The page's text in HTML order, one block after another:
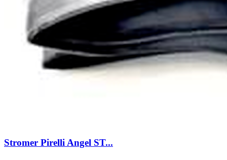
Stromer Pirelli Angel ST...